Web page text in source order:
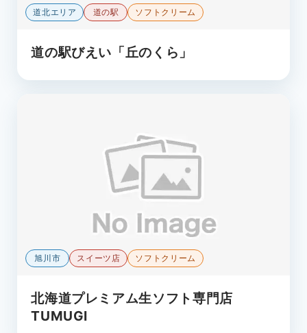
道北エリア 道の駅 ソフトクリーム
道の駅びえい「丘のくら」
旭川市 スイーツ店 ソフトクリーム
北海道プレミアム生ソフト専門店
TUMUGI